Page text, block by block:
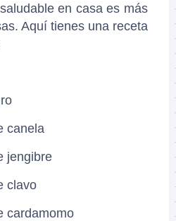
en casa es más
Aquí tienes una receta
canela
jengibre
clavo
cardamomo